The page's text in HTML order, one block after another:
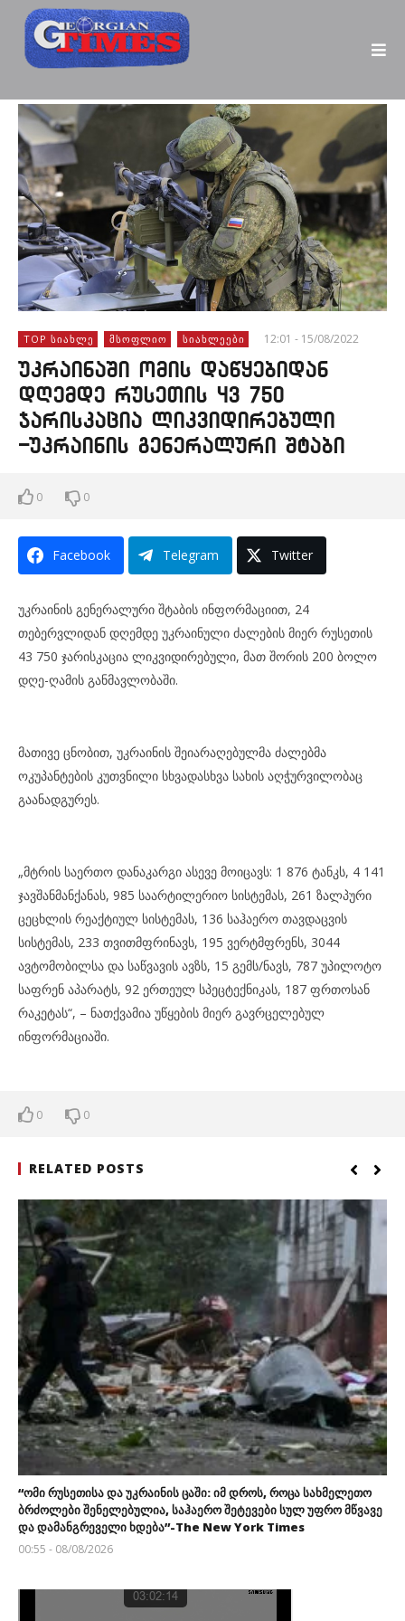
TOP ᲡᲘᲐᲮᲚᲔ ᲛᲡᲝᲤᲚᲘᲝ ᲡᲘᲐᲮᲚᲔᲔᲑᲘ 12:01 - 15/08/2022
უკრაინაში ომის დაწყებიდან
დღემდე რუსეთის 43 750
ჯარისკაცია ლიკვიდირებული
-უკრაინის გენერალური შტაბი
0 0
Facebook Telegram Twitter
უკრაინის გენერალური შტაბის ინფორმაციით, 24
თებერვლიდან დღემდე უკრაინული ძალების მიერ რუსეთის
43 750 ჯარისკაცია ლიკვიდირებული, მათ შორის 200 ბოლო
დღე-ღამის განმავლობაში.
მათივე ცნობით, უკრაინის შეიარაღებულმა ძალებმა
ოკუპანტების კუთვნილი სხვადასხვა სახის აღჭურვილობაც
გაანადგურეს.
„მტრის საერთო დანაკარგი ასევე მოიცავს: 1 876 ტანკს, 4 141
ჯავშანმანქანას, 985 საარტილერიო სისტემას, 261 ზალპური
ცეცხლის რეაქტიულ სისტემას, 136 საჰაერო თავდაცვის
სისტემას, 233 თვითმფრინავს, 195 ვერტმფრენს, 3044
ავტომობილსა და საწვავის ავზს, 15 გემს/ნავს, 787 უპილოტო
საფრენ აპარატს, 92 ერთეულ სპეცტექნიკას, 187 ფრთოსან
რაკეტას“, – ნათქვამია უწყების მიერ გავრცელებულ
ინფორმაციაში.
0 0
RELATED POSTS
“ომი რუსეთისა და უკრაინის ცაში: იმ დროს, როცა სახმელეთო
ბრძოლები შენელებულია, საჰაერო შეტევები სულ უფრო მწვავე
და დამანგრეველი ხდება”-The New York Times
00:55 - 08/08/2026